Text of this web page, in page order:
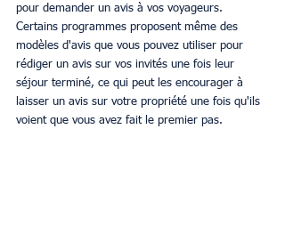
pour demander un avis à vos voyageurs.
Certains programmes proposent même des
modèles d'avis que vous pouvez utiliser pour
rédiger un avis sur vos invités une fois leur
séjour terminé, ce qui peut les encourager à
laisser un avis sur votre propriété une fois qu'ils
voient que vous avez fait le premier pas.